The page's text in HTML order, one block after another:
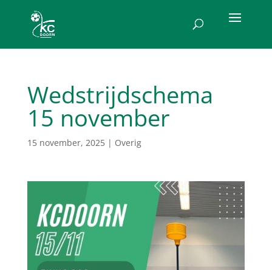
Wedstrijdschema
15 november
15 november, 2025| Overig